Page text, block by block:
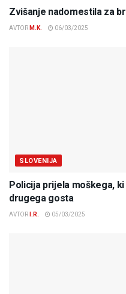
Zvišanje nadomestila za
AVTOR M.K. 06/03/2025
SLOVENIJA
Policija prijela moškega,
drugega gosta
AVTOR I.R. 05/03/2025